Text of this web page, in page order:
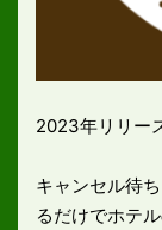
2023年リリー
キャンセル待
るだけでホテ